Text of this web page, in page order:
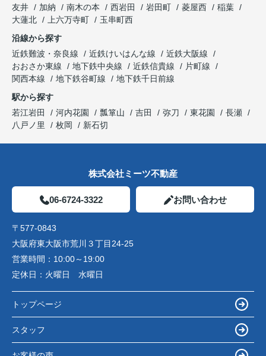
友井
加納 南木の本 西岩田 岩田町 菱屋西
稲葉
大蓮北
上六万寺町
玉串町西
沿線から探す
近鉄難波・奈良線
近鉄けいはんな線
近鉄大阪線
おおさか東線
地下鉄中央線 近鉄信貴線
片町線
関西本線
地下鉄谷町線
地下鉄千日前線
駅から探す
若江岩田
河内花園 瓢箪山 吉田 弥刀 東花園
長瀬
八戸ノ里
枚岡 新石切
株式会社ミーツ不動産
06-6724-3322 お問い合わせ
〒577-0843
大阪府東大阪市荒川３丁目24-25
営業時間： 10:00～19:00
定休日： 火曜日 水曜日
トップページ
スタッフ